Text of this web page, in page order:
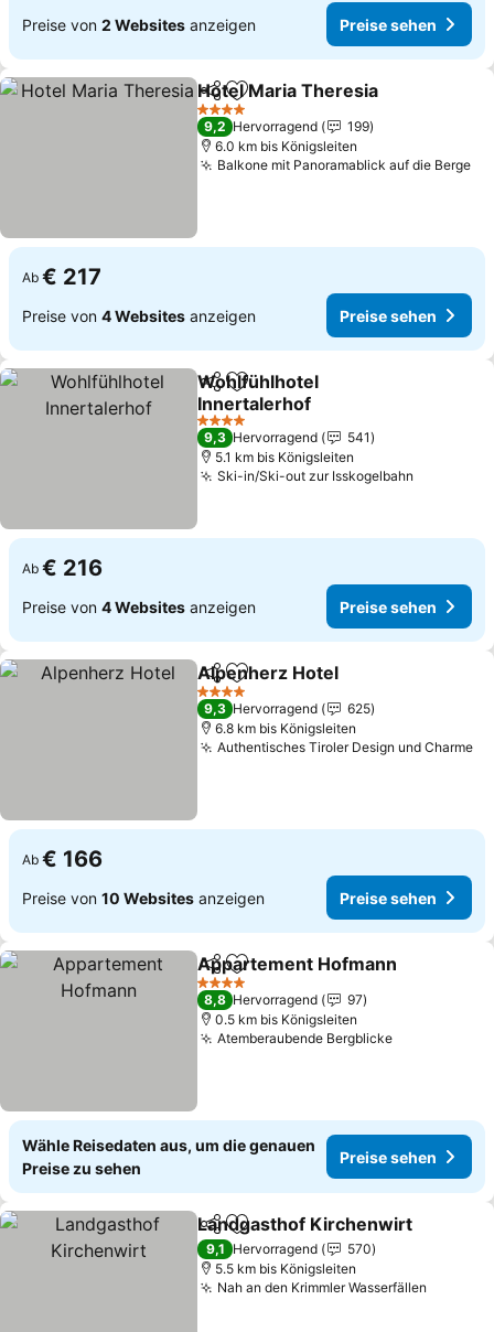
Preise von 2 Websites anzeigen Preise sehen
TeilenZu Favoriten hinzufügen
Hotel Maria Theresia
4 Sterne
9,2 Hervorragend
199
6.0 km bis Königsleiten
Balkone mit Panoramablick auf die Berge
Ab € 217
Preise von 4 Websites anzeigen Preise sehen
TeilenZu Favoriten hinzufügen
Wohlfühlhotel
Innertalerhof
Preise sehen
4 Sterne
9,3 Hervorragend
541
5.1 km bis Königsleiten
Ski-in/Ski-out zur Isskogelbahn
Ab € 216
Preise von 4 Websites anzeigen Preise sehen
TeilenZu Favoriten hinzufügen
Alpenherz Hotel
4 Sterne
9,3 Hervorragend
625
6.8 km bis Königsleiten
Authentisches Tiroler Design und Charme
Ab € 166
Preise von 10 Websites anzeigen Preise sehen
TeilenZu Favoriten hinzufügen
Appartement Hofmann
4 Sterne
8,8 Hervorragend
97
0.5 km bis Königsleiten
Atemberaubende BergblickePreise
Wähle Reisedaten aus, um die genauen
Preise zu sehen
Preise sehen
TeilenZu Favoriten hinzufügen
Landgasthof Kirchenwirt
9,1 Hervorragend
570
5.5 km bis Königsleiten
Nah an den Krimmler Wasserfällen